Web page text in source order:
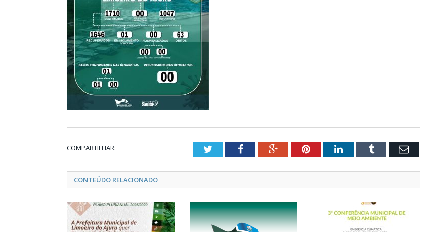
COMPARTILHAR: TwitterFacebookGoogle+PinterestLinkedInTumblr Email
CONTEÚDO RELACIONADO